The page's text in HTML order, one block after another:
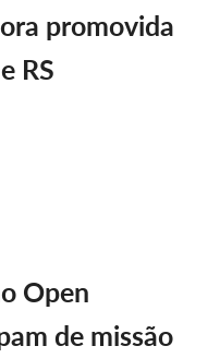
promovida
RS
Open
de missão